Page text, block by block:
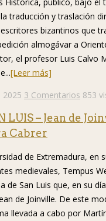
traducción y traslación
bizantinos que
almogávar a
el profesor Luis Calvo
[Leer más]
2025 3 Comentarios 853
LUIS – Jean de
Cabrer
de Extremadura, en
medievales, Tempus
de San Luis que, en su
de Joinville. De este
llevada a cabo por